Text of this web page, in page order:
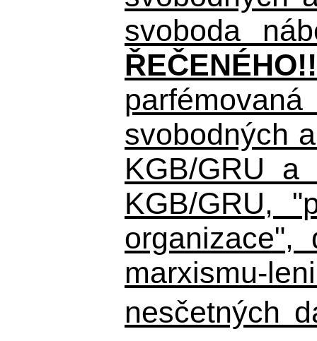
svoboda
svobodných
KGB/GRU
KGB/GRU,
organizace",
marxismu-
nesčetných